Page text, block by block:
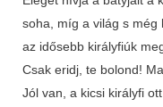
soha, míg a világ s még
az idősebb királyfiúk
Csak eridj, te bolond!
Jól van, a kicsi királyfi